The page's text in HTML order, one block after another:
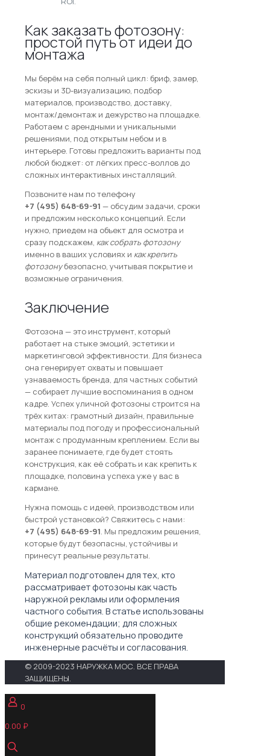
Как заказать фотозону:
простой путь от идеи до
монтажа
Мы берём на себя полный цикл: бриф, замер,
эскизы и 3D-визуализацию, подбор
материалов, производство, доставку,
монтаж/демонтаж и дежурство на площадке.
Работаем с арендными и уникальными
решениями, под открытым небом и в
интерьере. Готовы предложить варианты под
любой бюджет: от лёгких пресс-воллов до
сложных интерактивных инсталляций.
Позвоните нам по телефону
+7 (495) 648-69-91 — обсудим задачи, сроки
и предложим несколько концепций. Если
нужно, приедем на объект для осмотра и
сразу подскажем, как собрать фотозону
именно в ваших условиях и как крепить
фотозонубезопасно, учитывая покрытие и
возможные ограничения.
Заключение
Фотозона — это инструмент, который
работает на стыке эмоций, эстетики и
маркетинговой эффективности. Для бизнеса
она генерирует охваты и повышает
узнаваемость бренда, для частных событий
— собирает лучшие воспоминания в одном
кадре. Успех уличной фотозоны строится на
трёх китах: грамотный дизайн, правильные
материалы под погоду и профессиональный
монтаж с продуманным креплением. Если вы
заранее понимаете, где будет стоять
конструкция, как её собрать и как крепить к
площадке, половина успеха уже у вас в
кармане.
Нужна помощь с идеей, производством или
быстрой установкой? Свяжитесь с нами:
+7 (495) 648-69-91. Мы предложим решения,
которые будут безопасны, устойчивы и
принесут реальные результаты.
Материал подготовлен для тех, кто
рассматривает фотозоны как часть
наружной рекламы или оформления
частного события. В статье использованы
общие рекомендации; для сложных
конструкций обязательно проводите
инженерные расчёты и согласования.
© 2009-2023 НАРУЖКА МОС. ВСЕ ПРАВА
ЗАЩИЩЕНЫ.
0
0.00 ₽